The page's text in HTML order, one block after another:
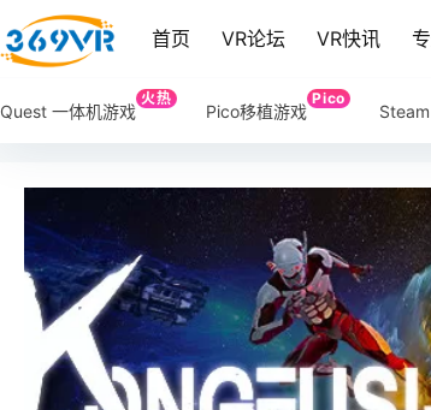
首页 VR论坛 VR快讯
Quest 一体机游戏
火热
Pico移植游戏
Pico